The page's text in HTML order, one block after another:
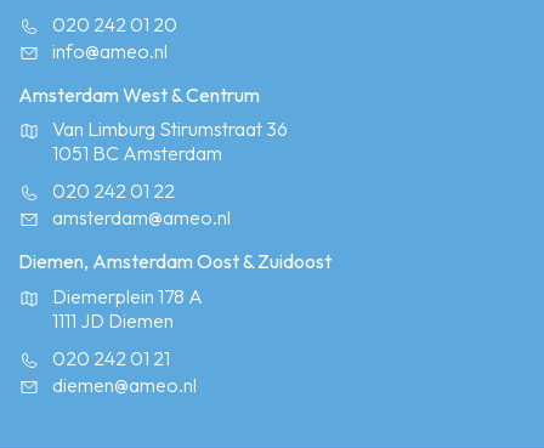
020 242 01 20
info@ameo.nl
Amsterdam West & Centrum
Van Limburg Stirumstraat 36
1051 BC Amsterdam
020 242 01 22
amsterdam@ameo.nl
Diemen, Amsterdam Oost & Zuidoost
Diemerplein 178 A
1111 JD Diemen
020 242 01 21
diemen@ameo.nl